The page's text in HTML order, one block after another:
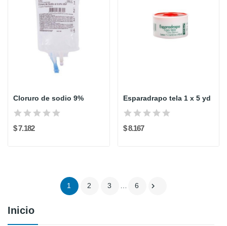
Inicio
Cloruro de sodio 9%
$ 7.182
Esparadrapo tela 1 x 5 yd
$ 8.167
1 2 3 6 